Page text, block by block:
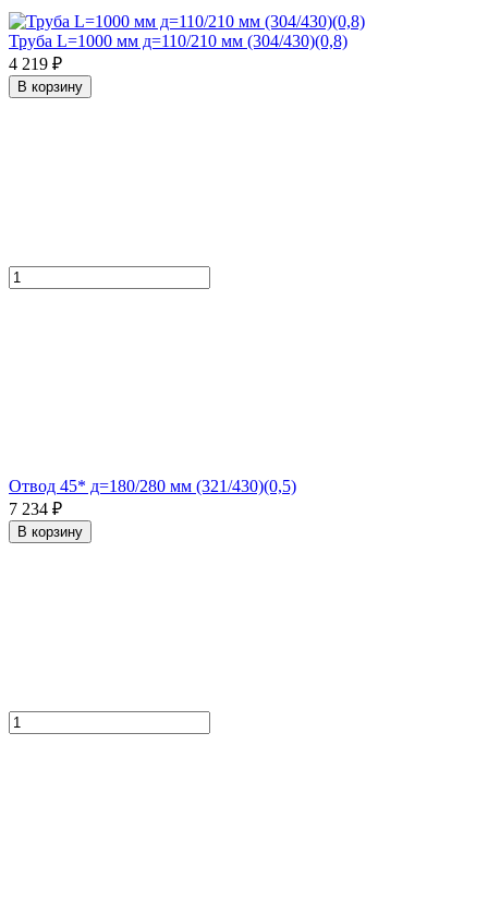
Труба L=1000 мм д=110/210 мм (304/430)(0,8)
4 219 ₽
В корзину
Отвод 45* д=180/280 мм (321/430)(0,5)
7 234 ₽
В корзину